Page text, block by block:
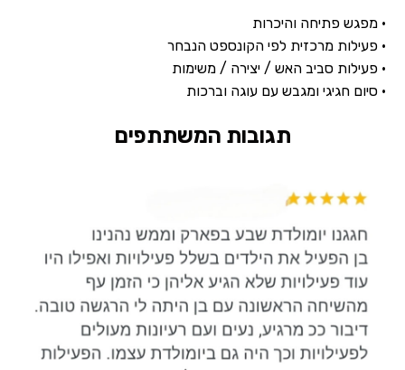
• מפגש פתיחה והיכרות
• פעילות מרכזית לפי הקונספט הנבחר
• פעילות סביב האש / יצירה / משימות
• סיום חגיגי ומגבש עם עוגה וברכות
תגובות המשתתפים